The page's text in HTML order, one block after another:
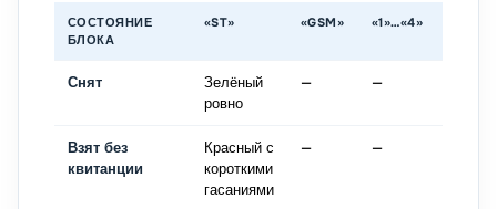
СОСТОЯНИЕ
БЛОКА
«ST» «GSM» «1»…«4»
Снят
Зелёный
ровно
— —
Взят без
квитанции
Красный с
короткими
гасаниями
— —